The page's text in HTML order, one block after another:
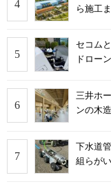
ら施工
セコム
ドロー
三井ホ
ンの木
下水道
組らが